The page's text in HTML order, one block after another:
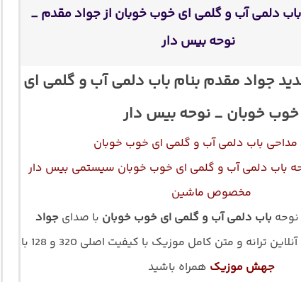
باب دلمی آب و گلمی ای خوب خوبان از جواد مقدم _
نوحه بیس دار
جواد مقدم بنام باب دلمی آب و گلمی ای
خوب خوبان _ نوحه بیس دار
مداحی باب دلمی آب و گلمی ای خوب خوبان
باب دلمی آب و گلمی ای خوب خوبان سیستمی بیس دار
مخصوص ماشین
نوحه باب دلمی آب و گلمی ای خوب خوبان با صدایجواد
ترانه و متن کامل موزیک با کیفیت اصلی 320 و 128 با
جهش موزیک همراه باشید